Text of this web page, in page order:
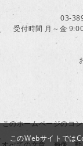
03-
受付時間 月～金
このホームページのコ
このWebサイトでは